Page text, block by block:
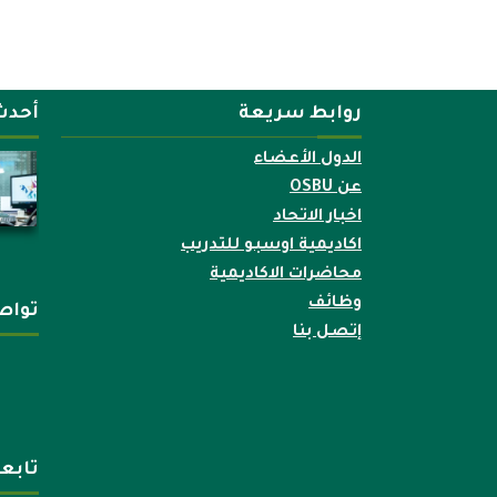
روابط سريعة
الدول الأعضاء
عن OSBU
اخبار الاتحاد
اكاديمية اوسبو للتدريب
محاضرات الاكاديمية
وظائف
إتصل بنا